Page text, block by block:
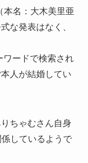
本名：大木美里亜
な発表はなく、
ワードで検索され
人が結婚してい
ちゃむさん自身
しているようで